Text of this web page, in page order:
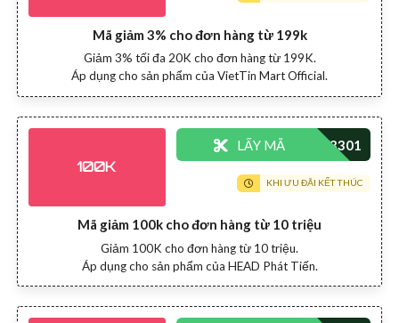
Mã giảm 3% cho đơn hàng từ 199k
Giảm 3% tối đa 20K cho đơn hàng từ 199K.
Áp dụng cho sản phẩm của VietTin Mart Official.
100K
Mã giảm 100k cho đơn hàng từ 10 triệu
Giảm 100K cho đơn hàng từ 10 triệu.
Áp dụng cho sản phẩm của HEAD Phát Tiến.
LẤY MÃ
KHI ƯU ĐÃI KẾT THÚC